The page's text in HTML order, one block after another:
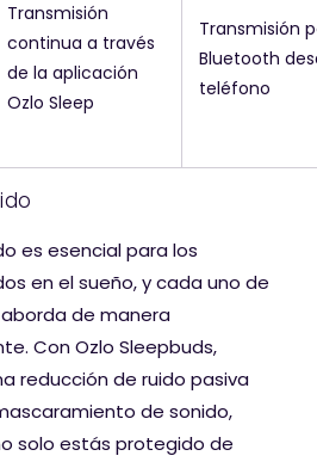
Transmisión
continua a través
de la aplicación
Ozlo Sleep
Transmisión
Bluetooth
teléfono
es esencial para los
en el sueño, y cada uno de
de manera
Con Ozlo Sleepbuds,
reducción de ruido pasiva
de sonido,
solo estás protegido de